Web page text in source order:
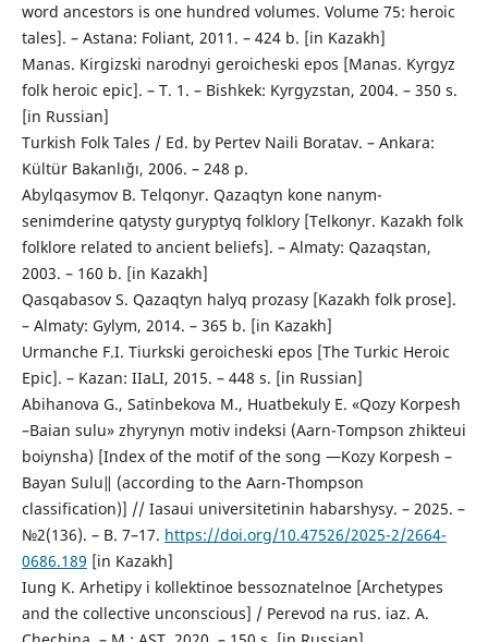
word ancestors is one hundred volumes. Volume 75: heroic
tales]. – Astana: Foliant, 2011. – 424 b. [in Kazakh]
Manas. Kirgizski narodnyi geroicheski epos [Manas. Kyrgyz
folk heroic epic]. – T. 1. – Bishkek: Kyrgyzstan, 2004. – 350 s.
[in Russian]
Turkish Folk Tales / Ed. by Pertev Naili Boratav. – Ankara:
Kültür Bakanlığı, 2006. – 248 p.
Abylqasymov B. Telqonyr. Qazaqtyn kone nanym-
senimderine qatysty guryptyq folklory [Telkonyr. Kazakh folk
folklore related to ancient beliefs]. – Almaty: Qazaqstan,
2003. – 160 b. [in Kazakh]
Qasqabasov S. Qazaqtyn halyq prozasy [Kazakh folk prose].
– Almaty: Gylym, 2014. – 365 b. [in Kazakh]
Urmanche F.I. Tiurkski geroicheski epos [The Turkic Heroic
Epic]. – Kazan: IIaLI, 2015. – 448 s. [in Russian]
Abihanova G., Satinbekova M., Huatbekuly E. «Qozy Korpesh
–Baian sulu» zhyrynyn motiv indeksі (Aarn-Tompson zhіkteuі
boiynsha) [Index of the motif of the song ―Kozy Korpesh –
Bayan Sulu‖ (according to the Aarn-Thompson
classification)] // Iasaui universitetіnіn habarshysy. – 2025. –
№2(136). – B. 7–17. https://doi.org/10.47526/2025-2/2664-
0686.189 [in Kazakh]
Iung K. Arhetipy i kollektinoe bessoznatelnoe [Archetypes
and the collective unconscious] / Perevod na rus. iaz. A.